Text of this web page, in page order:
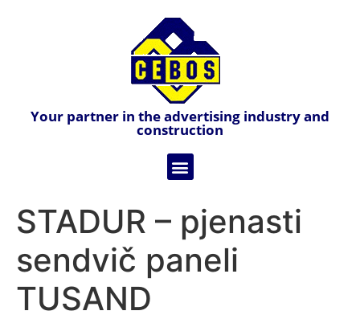
Your partner in the advertising industry and
construction
STADUR – pjenasti
sendvič paneli
TUSAND